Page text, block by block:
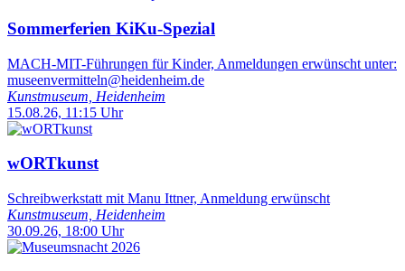
Sommerferien KiKu-Spezial
MACH-MIT-Führungen für Kinder, Anmeldungen erwünscht unter:
museenvermitteln@heidenheim.de
Kunstmuseum, Heidenheim
15.08.26, 11:15 Uhr
wORTkunst
Schreibwerkstatt mit Manu Ittner, Anmeldung erwünscht
Kunstmuseum, Heidenheim
30.09.26, 18:00 Uhr